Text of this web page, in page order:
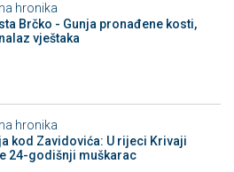
hronika
Brčko - Gunja pronađene kosti,
vještaka
hronika
kod Zavidovića: U rijeci Krivaji
24-godišnji muškarac